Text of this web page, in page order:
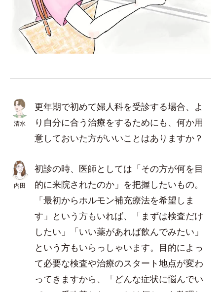
清水
更年期で初めて婦人科を受診する場合、よ
り自分に合う治療をするためにも、何か用
意しておいた方がいいことはありますか？
内田
初診の時、医師としては「その方が何を目
的に来院されたのか」を把握したいもの。
「最初からホルモン補充療法を希望しま
す」という方もいれば、「まずは検査だけ
したい」「いい薬があれば飲んでみたい」
という方もいらっしゃいます。目的によっ
て必要な検査や治療のスタート地点が変わ
ってきますから、「どんな症状に悩んでい